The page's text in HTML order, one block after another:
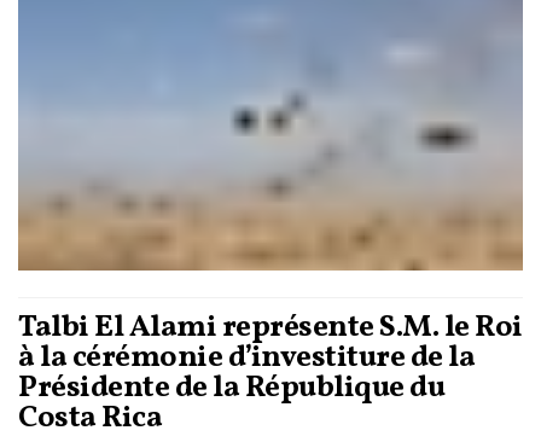
Talbi El Alami représente S.M. le Roi
à la cérémonie d’investiture de la
Présidente de la République du
Costa Rica